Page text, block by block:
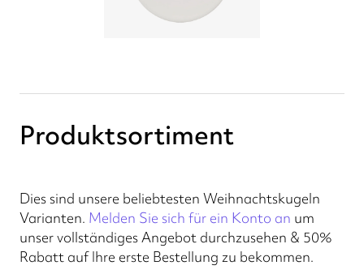
Produktsortiment
Dies sind unsere beliebtesten Weihnachtskugeln
Varianten. Melden Sie sich für ein Konto an um
unser vollständiges Angebot durchzusehen & 50%
Rabatt auf Ihre erste Bestellung zu bekommen.